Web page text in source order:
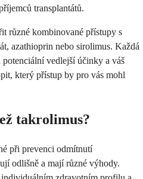
transplantátů.
různé kombinované přístupy s
azathioprin nebo sirolimus. Každá
vedlejší účinky a váš
který přístup by pro vás mohl
takrolimus?
při prevenci odmítnutí
odlišně a mají různé výhody.